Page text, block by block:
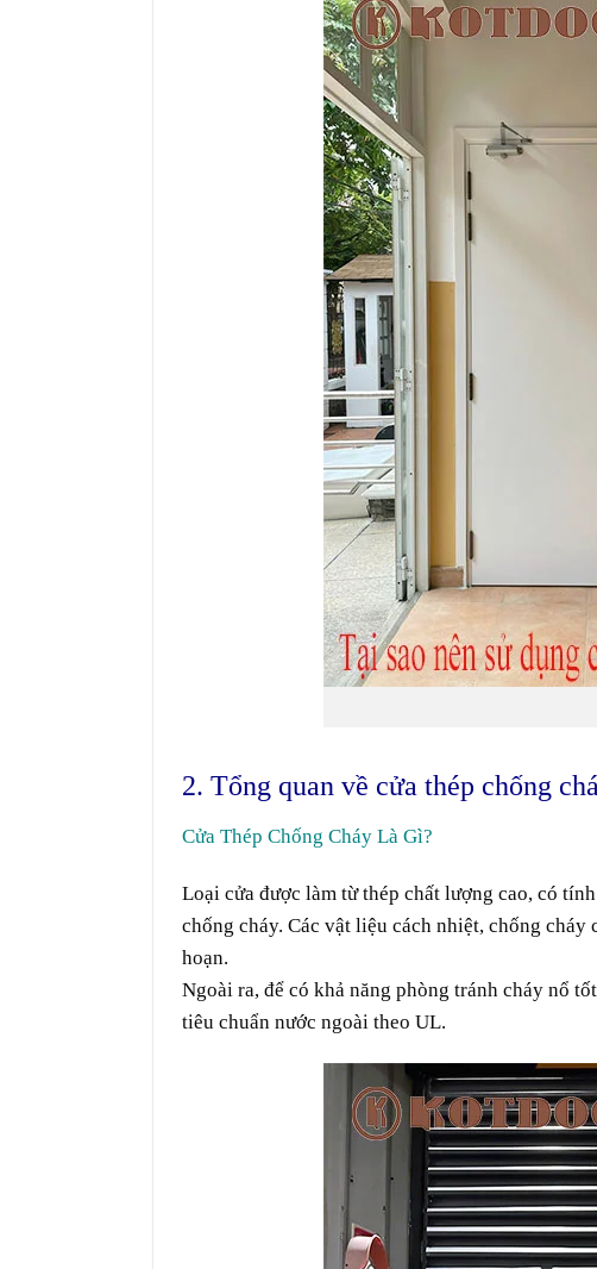
2. Tổng quan về cửa thép chống
Cửa Thép Chống Cháy Là Gì?
Loại cửa được làmtừ thép chất lượng cao, có
chống cháy. Các vật liệu cách nhiệt, chống cháy
hoạn.
Ngoài ra, để có khả năng phòng tránhcháy nổ tốt
tiêu chuẩn nước ngoài theo UL.